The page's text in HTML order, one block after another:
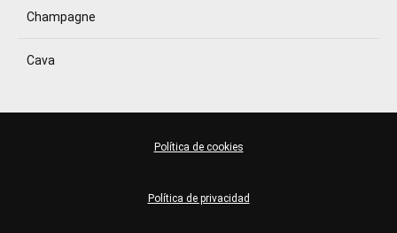
Champagne
Cava
Política de privacidad
Política de cookies